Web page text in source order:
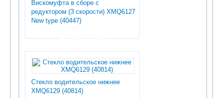
Вискомуфта в сборе с
редуктором (3 скорости) XMQ6127
New type (40447)
50 250.00 руб
Стекло водительское нижнее
XMQ6129 (40814)